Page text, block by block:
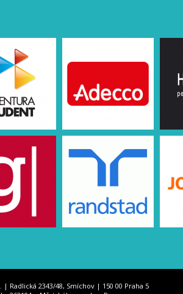
Radlická 2343/48, Smíchov | 150 00 Praha 5